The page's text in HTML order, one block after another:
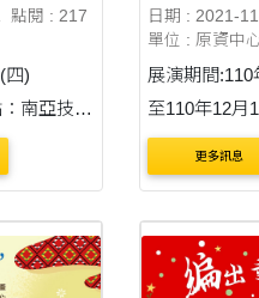
點閱 : 217
四)
南亞技術
日期 : 2021-
單位 : 原資中
展演期間:110
至110年12月
地點:臺中市
(臺中市大雅
日(上午11時
更多訊息